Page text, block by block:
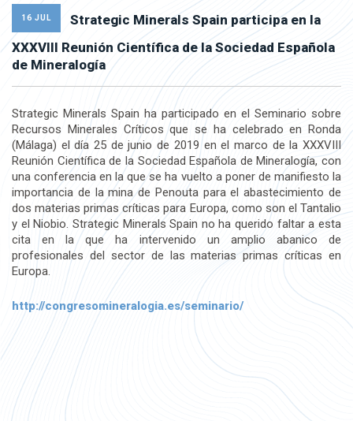
16 JUL
Strategic Minerals Spain participa en la
XXXVIII Reunión Científica de la Sociedad Española
de Mineralogía
Strategic Minerals Spain ha participado en el Seminario sobre
Recursos Minerales Críticos que se ha celebrado en Ronda
(Málaga) el día 25 de junio de 2019 en el marco de la XXXVIII
Reunión Científica de la Sociedad Española de Mineralogía, con
una conferencia en la que se ha vuelto a poner de manifiesto la
importancia de la mina de Penouta para el abastecimiento de
dos materias primas críticas para Europa, como son el Tantalio
y el Niobio. Strategic Minerals Spain no ha querido faltar a esta
cita en la que ha intervenido un amplio abanico de
profesionales del sector de las materias primas críticas en
Europa.
http://congresomineralogia.es/seminario/